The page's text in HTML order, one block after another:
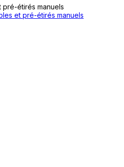
pré-étirés manuels
et pré-étirés manuels